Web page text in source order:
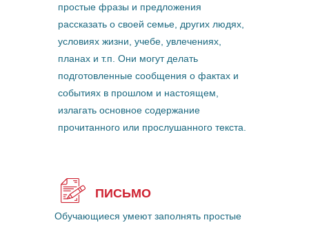
простые фразы и предложения
рассказать о своей семье, других людях,
условиях жизни, учебе, увлечениях,
планах и т.п. Они могут делать
подготовленные сообщения о фактах и
событиях в прошлом и настоящем,
излагать основное содержание
прочитанного или прослушанного текста.
ПИСЬМО
Обучающиеся умеют заполнять простые